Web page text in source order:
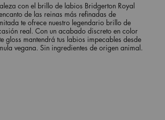
con el brillo de labios Bridgerton Royal
de las reinas más refinadas de
te ofrece nuestro legendario brillo de
real. Con un acabado discreto en color
gloss mantendrá tus labios impecables desde
vegana. Sin ingredientes de origen animal.